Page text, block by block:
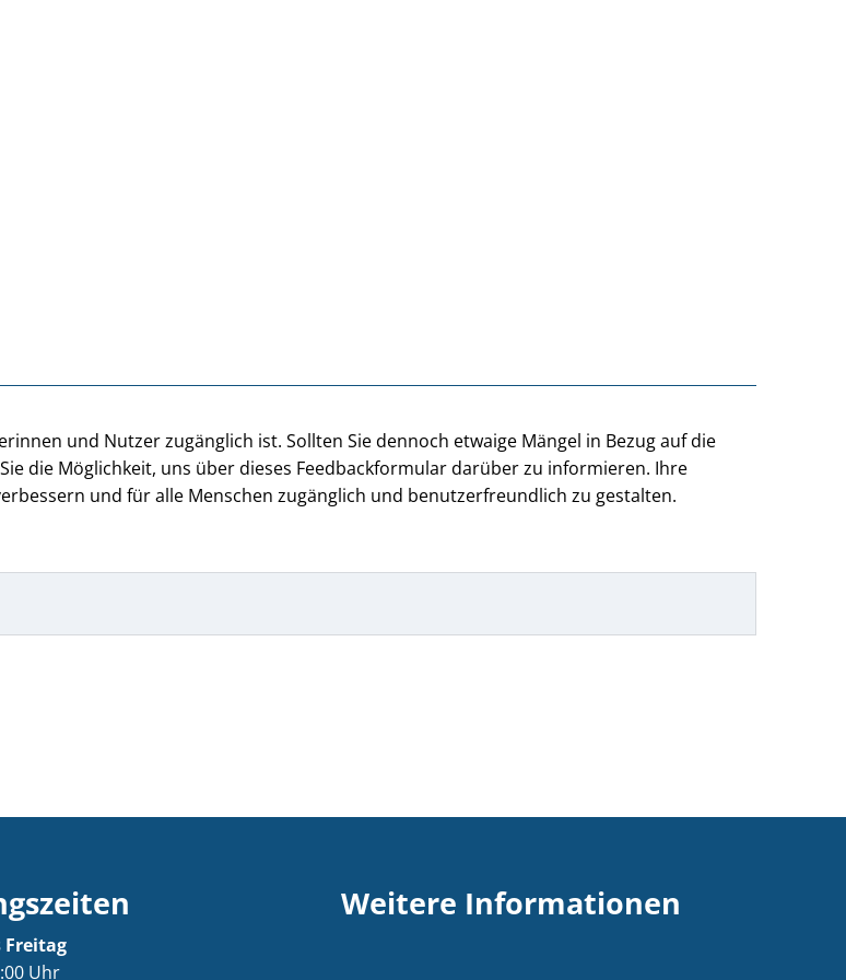
und Nutzer zugänglich ist. Sollten Sie dennoch etwaige Mängel in Bezug auf die
die Möglichkeit, uns über dieses Feedbackformular darüber zu informieren. Ihre
und für alle Menschen zugänglich und benutzerfreundlich zu gestalten.
Freitag
Uhr
Weitere Informationen